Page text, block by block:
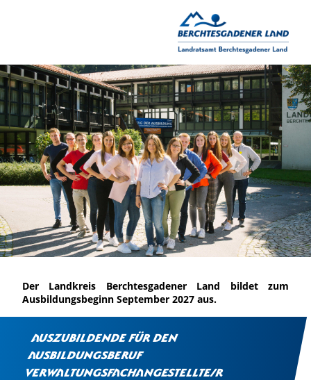
Der Landkreis Berchtesgadener Land bildet zum
Ausbildungsbeginn September 2027 aus.
Auszubildende für den
Ausbildungsberuf
Verwaltungsfachangestellte/r